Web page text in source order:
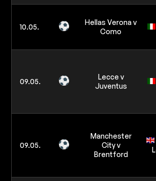
10.05.
Hellas Verona v
Como
09.05.
Lecce v
Juventus
09.05.
Manchester
City v
Brentford